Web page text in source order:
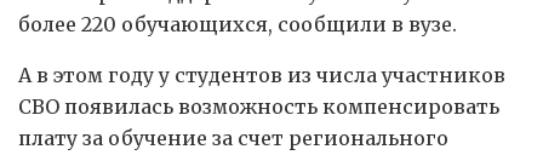
более 220 обучающихся, сообщили в вузе.
А в этом году у студентов из числа участников
СВО появилась возможность компенсировать
плату за обучение за счет регионального